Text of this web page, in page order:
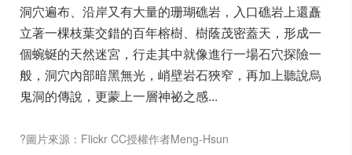
洞穴遍布、沿岸又有大量的珊瑚礁岩，入口礁岩上還矗
立著一棵枝葉交錯的百年榕樹、樹蔭茂密蓋天，形成一
個蜿蜒的天然迷宮，行走其中就像進行一場石穴探險一
般，洞穴內部暗黑無光，峭壁岩石狹窄，再加上聽說烏
鬼洞的傳說，更蒙上一層神祕之感...
?圖片來源：Flickr CC授權作者Meng-Hsun